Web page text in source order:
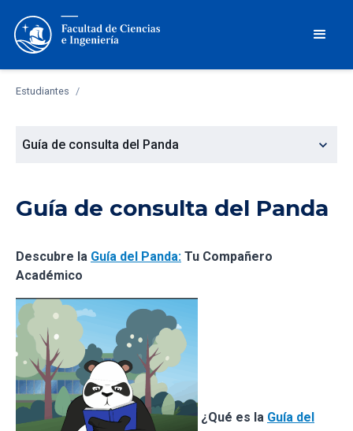
Estudiantes /
Guía de consulta del Panda expand_more
Guía de consulta del Panda
Descubre la Guía del Panda: Tu Compañero
Académico
¿Qué es la Guía del